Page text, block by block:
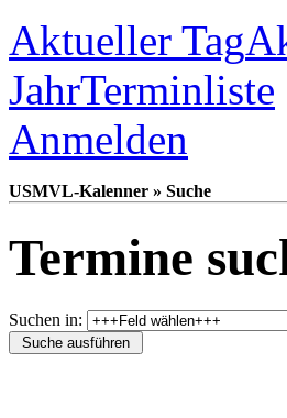
Aktueller Tag
JahrTerminliste
Anmelden
USMVL-Kalenner » Suche
Termine
Suchen in: